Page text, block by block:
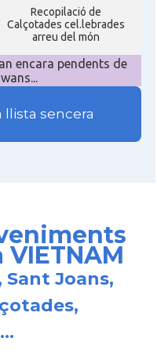
Recopilació de
Calçotades cel.lebrades
arreu del món
encara pendents de
llista sencera
Sant Joans,